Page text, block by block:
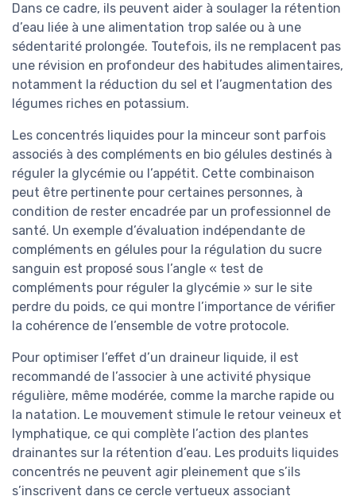
Dans ce cadre, ils peuvent aider à soulager la rétention
d’eau liée à une alimentation trop salée ou à une
sédentarité prolongée. Toutefois, ils ne remplacent pas
une révision en profondeur des habitudes alimentaires,
notamment la réduction du sel et l’augmentation des
légumes riches en potassium.
Les concentrés liquides pour la minceur sont parfois
associés à des compléments en bio gélules destinés à
réguler la glycémie ou l’appétit. Cette combinaison
peut être pertinente pour certaines personnes, à
condition de rester encadrée par un professionnel de
santé. Un exemple d’évaluation indépendante de
compléments en gélules pour la régulation du sucre
sanguin est proposé sous l’angle « test de
compléments pour réguler la glycémie » sur le site
perdre du poids, ce qui montre l’importance de vérifier
la cohérence de l’ensemble de votre protocole.
Pour optimiser l’effet d’un draineur liquide, il est
recommandé de l’associer à une activité physique
régulière, même modérée, comme la marche rapide ou
la natation. Le mouvement stimule le retour veineux et
lymphatique, ce qui complète l’action des plantes
drainantes sur la rétention d’eau. Les produits liquides
concentrés ne peuvent agir pleinement que s’ils
s’inscrivent dans ce cercle vertueux associant